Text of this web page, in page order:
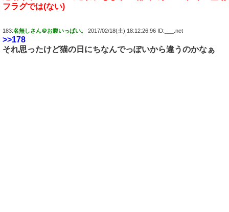
フラグでは(ない)
183:名無しさん＠お腹いっぱい。 2017/02/18(土) 18:12:26.96 ID:___.net
>>178
それ思ったけど猫の日にちなんでっぽいから違うのかなぁ